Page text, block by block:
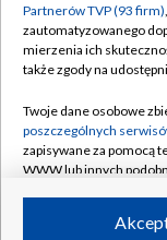
Centrum
Naziemna
Rada
System NOS
Informacje o
Program dla
Partnerów TVP (93 firm)
zautomatyzowanego
mierzenia ich
także zgody na
Twoje dane osobowe
poszczególnych
zapisywane za pomocą
WWW lub innych
ruchu w Internecie.